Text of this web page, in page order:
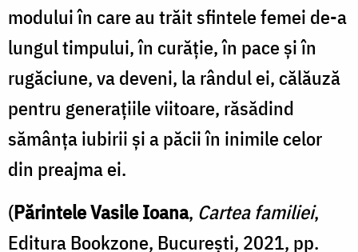
modului în care au trăit sfintele femei de-a
lungul timpului, în curăție, în pace și în
rugăciune, va deveni, la rândul ei, călăuză
pentru generațiile viitoare, răsădind
sămânța iubirii și a păcii în inimile celor
din preajma ei.
(Părintele Vasile Ioana, Cartea familiei,
Editura Bookzone, București, 2021, pp.